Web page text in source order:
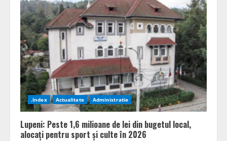
.Index Actualitate Administratie
Lupeni: Peste 1,6 milioane de lei din bugetul local,
alocați pentru sport și culte în 2026